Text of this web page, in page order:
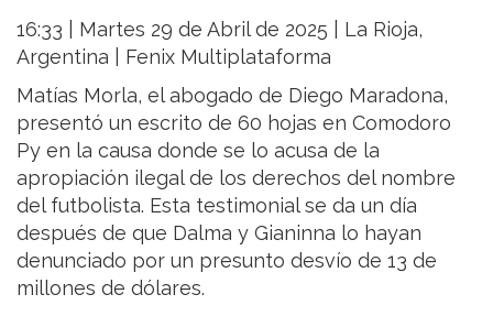
16:33 | Martes 29 de Abril de 2025 | La Rioja,
Argentina | Fenix Multiplataforma
Matías Morla, el abogado de Diego Maradona,
presentó un escrito de 60 hojas en Comodoro
Py en la causa donde se lo acusa de la
apropiación ilegal de los derechos del nombre
del futbolista. Esta testimonial se da un día
después de que Dalma y Gianinna lo hayan
denunciado por un presunto desvío de 13 de
millones de dólares.